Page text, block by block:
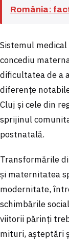
România:
Sistemul
concediu
dificultatea de a
diferențe
Cluj și cele din
sprijinul
postnatală.
Transformările
și maternitatea
modernitate,
schimbările
viitorii părinți
mituri, așteptări